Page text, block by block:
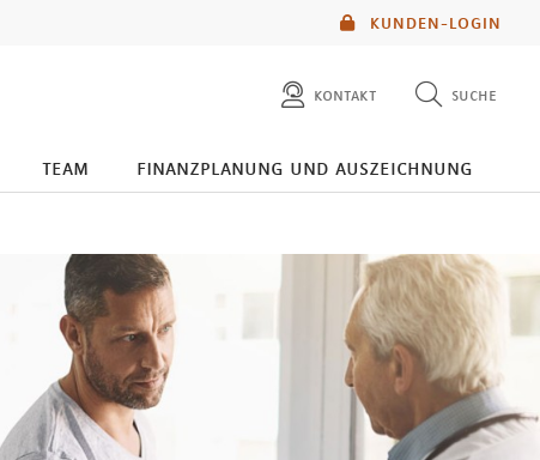
KUNDEN-LOGIN
kontakt suche
diese website durchsuchen
team finanzplanung und auszeichnung